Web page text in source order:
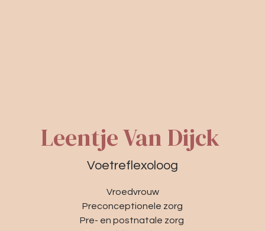
Leentje Van Dijck
Voetreflexoloog
Vroedvrouw
Preconceptionele zorg
Pre- en postnatale zorg